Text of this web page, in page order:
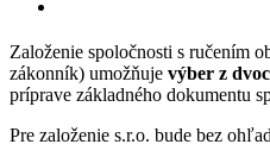
Založenie spoločnosti s ručením
zákonník) umožňuje výber z
príprave základného dokumentu
Pre založenie s.r.o. bude bez